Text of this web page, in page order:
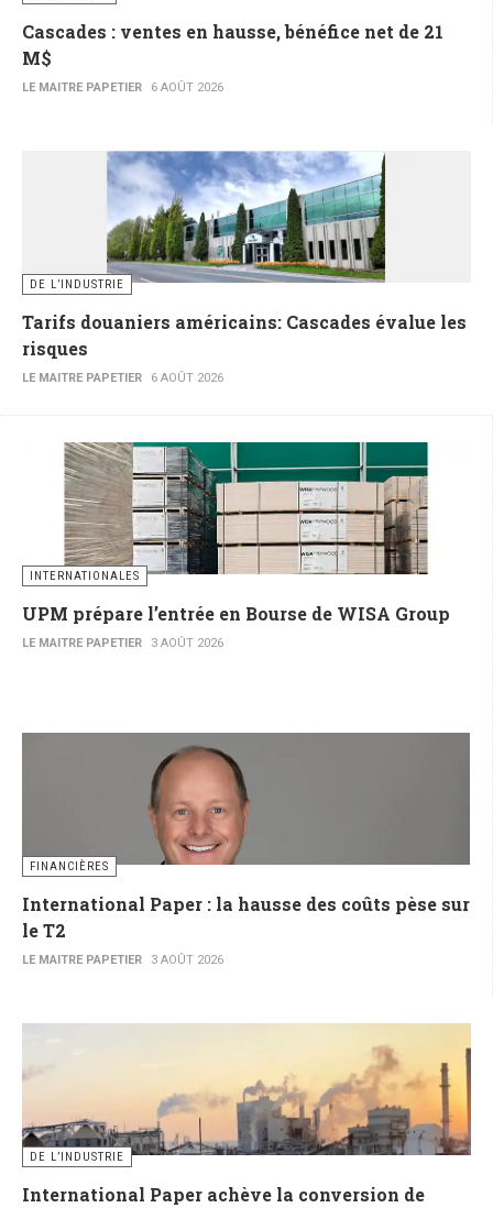
Cascades : ventes en hausse, bénéfice net de 21
M$
LE MAITRE PAPETIER 6 AOÛT 2026
DE L’INDUSTRIE
Tarifs douaniers américains: Cascades évalue les
risques
LE MAITRE PAPETIER 6 AOÛT 2026
INTERNATIONALES
UPM prépare l’entrée en Bourse de WISA Group
LE MAITRE PAPETIER 3 AOÛT 2026
FINANCIÈRES
International Paper : la hausse des coûts pèse sur
le T2
LE MAITRE PAPETIER 3 AOÛT 2026
DE L’INDUSTRIE
International Paper achève la conversion de